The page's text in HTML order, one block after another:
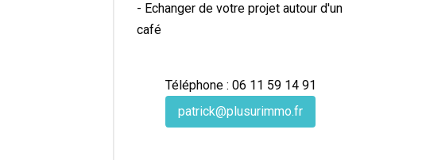
- Echanger de votre projet autour d'un
café
Téléphone : 06 11 59 14 91
patrick@plusurimmo.fr